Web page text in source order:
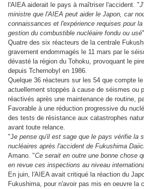
l'AIEA aiderait le pays à maîtriser l'accident. "
ministre que l'AIEA peut aider le Japon, car
connaissances et l'expérience requises pour
gestion du combustible nucléaire fondu ou usé
Quatre des six réacteurs de la centrale
gravement endommagés le 11 mars par le
dévasté la région du Tohoku, provoquant le
depuis Tchernobyl en 1986.
Quelque 36 réacteurs sur les 54 que compte
actuellement stoppés à cause de séismes ou
réactivés après une maintenance de routine,
Favorable à une réduction progressive du
des tests de résistance aux catastrophes
avant toute relance.
"Je pense qu'il est sage que le pays vérifie la
nucléaires après l'accident de Fukushima
Amano. "Ce serait en outre une bonne chose
en revue ces inspections au niveau
En juin, l'AIEA avait critiqué la réaction du
Fukushima, pour n'avoir pas mis en oeuvre la